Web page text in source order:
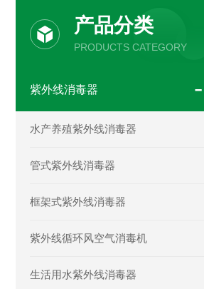
产品分类
PRODUCTS CATEGORY
紫外线消毒器
水产养殖紫外线消毒器
管式紫外线消毒器
框架式紫外线消毒器
紫外线循环风空气消毒机
生活用水紫外线消毒器